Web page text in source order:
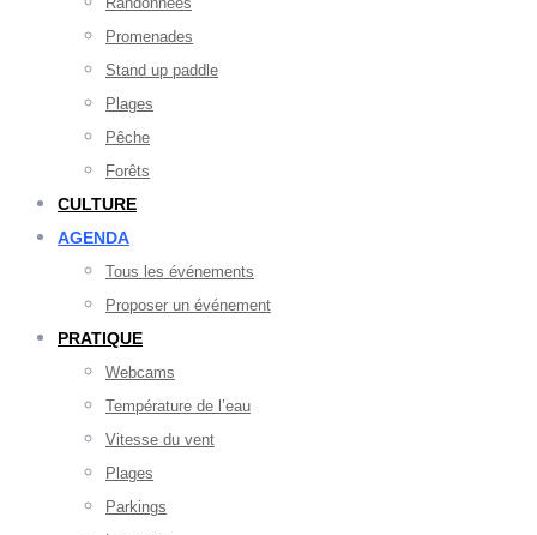
Promenades
Stand up paddle
Plages
Pêche
Forêts
CULTURE
AGENDA
Tous les événements
Proposer un événement
PRATIQUE
Webcams
Température de l’eau
Vitesse du vent
Plages
Parkings